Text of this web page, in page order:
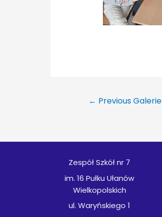
Nawigacja
← Previous Galerie
Zespół Szkół nr 7
im. 16 Pułku Ułanów
Wielkopolskich
ul. Waryńskiego 1